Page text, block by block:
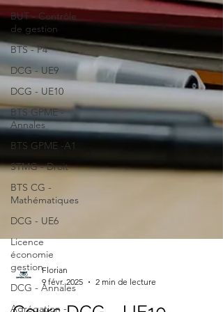
BUT - Contrôle
de gestion
BTS - P4
DCG - UE9
DCG - UE10
BTS GPME -
Annales
BTS GPME -A1
STMG - Droit
BTS CG -
Mathématiques
DCG - UE6
Licence
économie
gestion
DCG - Annales
Agrégation -